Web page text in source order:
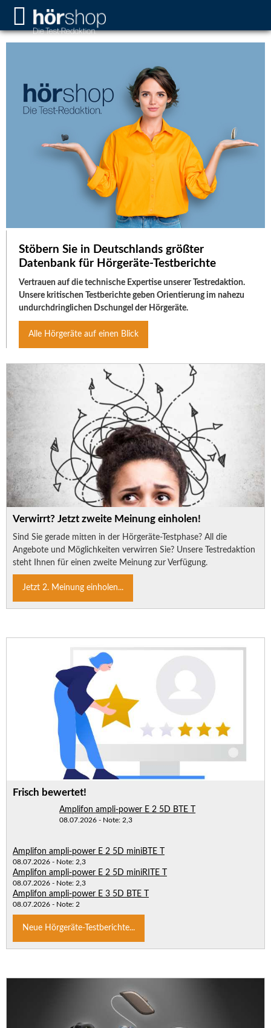
Stöbern Sie in Deutschlands größter
Datenbank für Hörgeräte-Testberichte
Vertrauen auf die technische Expertise unserer Testredaktion.
Unsere kritischen Testberichte geben Orientierung im nahezu
undurchdringlichen Dschungel der Hörgeräte.
Alle Hörgeräte auf einen Blick
Verwirrt? Jetzt zweite Meinung einholen!
Sind Sie gerade mitten in der Hörgeräte-Testphase? All die
Angebote und Möglichkeiten verwirren Sie? Unsere Testredaktion
steht Ihnen für einen zweite Meinung zur Verfügung.
Jetzt 2. Meinung einholen...
Frisch bewertet!
Amplifon ampli-power E 2 5D BTE T
08.07.2026 - Note: 2,3
Amplifon ampli-power E 2 5D miniBTE T
08.07.2026 - Note: 2,3
Amplifon ampli-power E 2 5D miniRITE T
08.07.2026 - Note: 2,3
Amplifon ampli-power E 3 5D BTE T
08.07.2026 - Note: 2
Neue Hörgeräte-Testberichte...